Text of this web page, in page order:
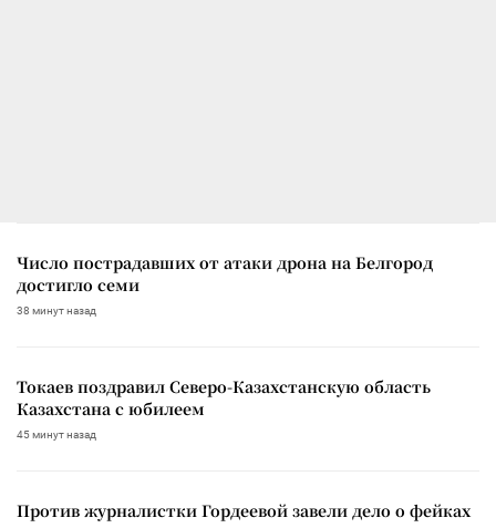
Число пострадавших от атаки дрона на Белгород
достигло семи
38 минут назад
Токаев поздравил Северо-Казахстанскую область
Казахстана с юбилеем
45 минут назад
Против журналистки Гордеевой завели дело о фейках